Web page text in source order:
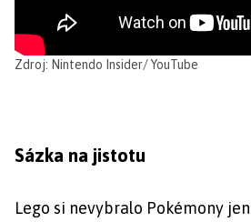
Zdroj: Nintendo Insider/ YouTube
Sázka na jistotu
Lego si nevybralo Pokémony